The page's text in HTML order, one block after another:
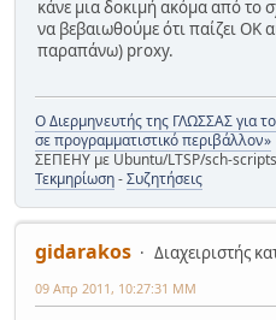
κάνε μια δοκιμή ακόμα από το
να βεβαιωθούμε ότι παίζει ΟΚ
παραπάνω) proxy.
Ο Διερμηνευτής της ΓΛΩΣΣΑΣ για
σε προγραμματιστικό περιβάλλον»
ΣΕΠΕΗΥ με Ubuntu/LTSP/sch-
Τεκμηρίωση-Συζητήσεις
gidarakos
Διαχειριστής
09 Απρ 2011, 10:27:31 ΜΜ